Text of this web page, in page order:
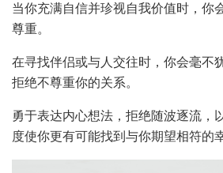
当你充满自信并珍视自我价值时，你
尊重。
在寻找伴侣或与人交往时，你会毫不
拒绝不尊重你的关系。
勇于表达内心想法，拒绝随波逐流，
度使你更有可能找到与你期望相符的